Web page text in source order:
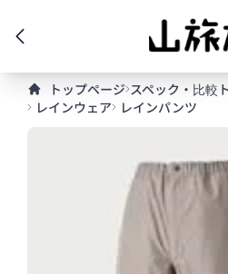
トップページ スペック・比較
レインウェア
レインパンツ